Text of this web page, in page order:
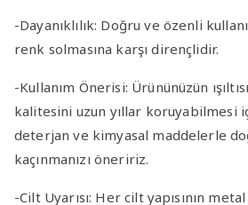
-Dayanıklılık: Doğru ve özenli
renk solmasına karşı dirençlidir.
-Kullanım Önerisi: Ürününüzün
kalitesini uzun yıllar koruyabilmesi
deterjan ve kimyasal maddelerle
kaçınmanızı öneririz.
-Cilt Uyarısı: Her cilt yapısının